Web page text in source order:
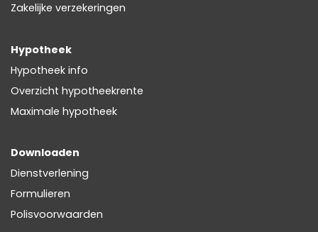
Zakelijke verzekeringen
Hypotheek
Hypotheek info
Overzicht hypotheekrente
Maximale hypotheek
Downloaden
Dienstverlening
Formulieren
Polisvoorwaarden